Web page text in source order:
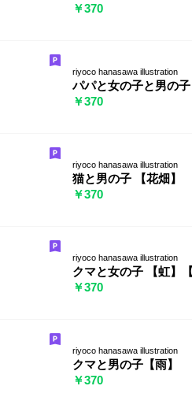
￥370
riyoco hanasawa illustration
パパと女の子と男の子
￥370
riyoco hanasawa illustration
猫と男の子 【花畑】
￥370
riyoco hanasawa illustration
クマと女の子 【虹】【
￥370
riyoco hanasawa illustration
クマと男の子【雨】
￥370